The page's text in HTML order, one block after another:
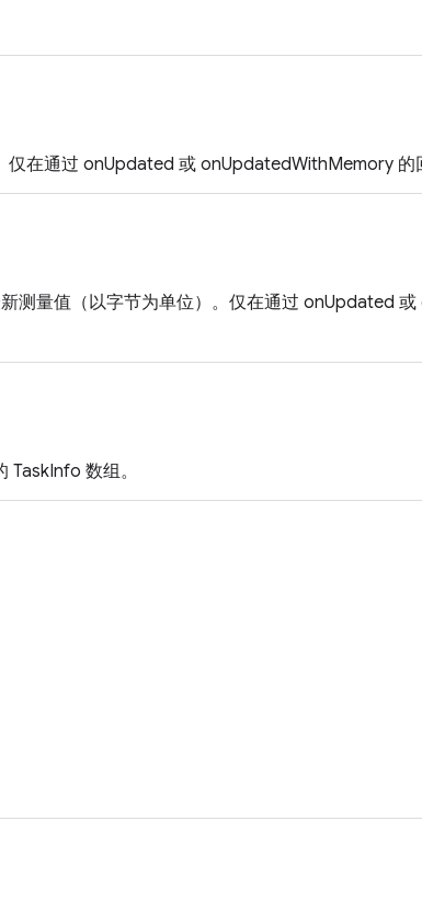
仅在通过 onUpdated 或 onUpdatedWithMemory 的
测量值（以字节为单位）。仅在通过 onUpdated
TaskInfo 数组。